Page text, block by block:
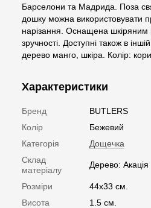
Барселони та Мадрида. Поза
дошку можна використовувати
нарізання. Оснащена шкіряним
зручності. Доступні також в
дерево манго, шкіра. Колір:
Характеристики
Бренд
BUTLERS
Колір
Бежевий
Категорія
Дощечка
Склад
матеріалу
Дерево: Акація
Розміри
44х33 см.
Висота
1.5 см.